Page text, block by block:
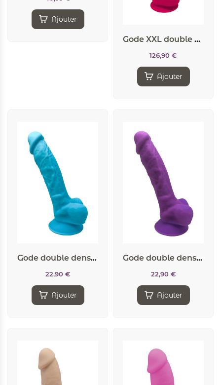
Ajouter
Gode XXL double densité Rose 38 x 7 cm – SilexD
126,90 €
Ajouter
Gode double densité bleu 17,5 cm – SilexD
22,90 €
Ajouter
Gode double densité violet 17,5 cm – SilexD
22,90 €
Ajouter